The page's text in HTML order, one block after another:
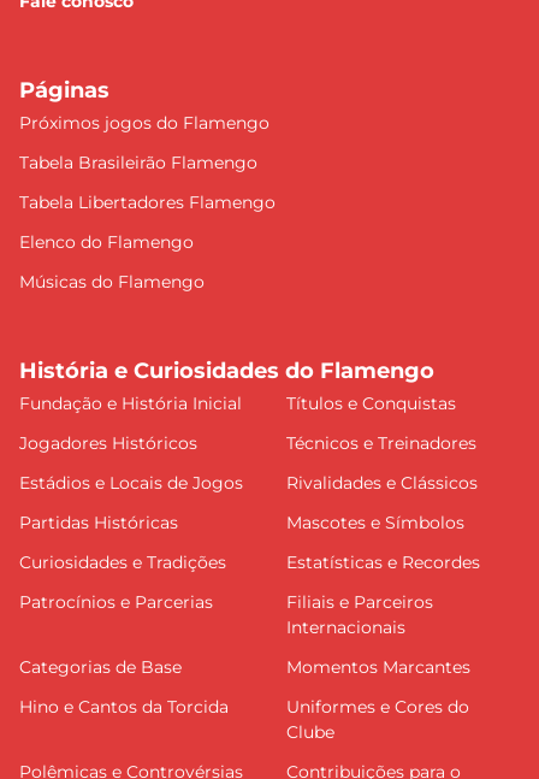
Páginas
Próximos jogos do Flamengo
Tabela Brasileirão Flamengo
Tabela Libertadores Flamengo
Elenco do Flamengo
Músicas do Flamengo
História e Curiosidades do Flamengo
Fundação e História Inicial
Títulos e Conquistas
Jogadores Históricos
Técnicos e Treinadores
Estádios e Locais de Jogos
Rivalidades e Clássicos
Partidas Históricas
Mascotes e Símbolos
Curiosidades e Tradições
Estatísticas e Recordes
Patrocínios e Parcerias
Filiais e Parceiros
Internacionais
Categorias de Base
Momentos Marcantes
Hino e Cantos da Torcida
Uniformes e Cores do
Clube
Polêmicas e Controvérsias
Contribuições para o